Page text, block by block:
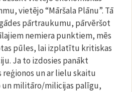
vietējo “Māršala Plānu”. Tā
pārtraukumu, pārvēršot
nemiera punktiem, mēs
pūles, lai izplatītu kritiskas
Ja to izdosies panākt
un ar lielu skaitu
militāro/milicijas palīgu,